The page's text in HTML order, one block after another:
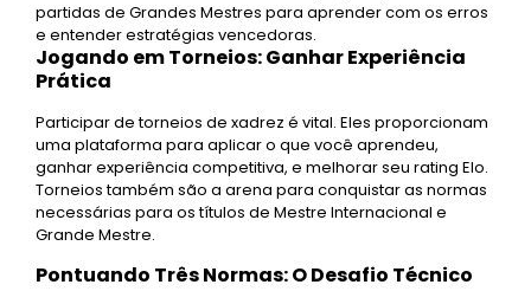
partidas de Grandes Mestres para aprender com os erros
e entender estratégias vencedoras.
Jogando em Torneios: Ganhar Experiência
Prática
Participar de torneios de xadrez é vital. Eles proporcionam
uma plataforma para aplicar o que você aprendeu,
ganhar experiência competitiva, e melhorar seu rating Elo.
Torneios também são a arena para conquistar as normas
necessárias para os títulos de Mestre Internacional e
Grande Mestre.
Pontuando Três Normas: O Desafio Técnico